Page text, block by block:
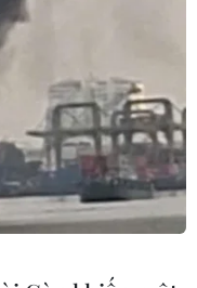
Hải
cầu
Nga